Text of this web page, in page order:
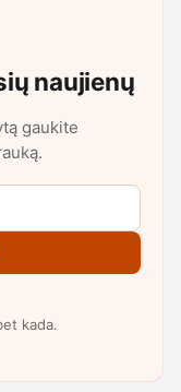
naujienų
gaukite
kada.